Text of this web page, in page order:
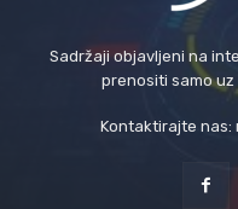
Sadržaji objavljeni na
prenositi samo uz
Kontaktirajte nas: